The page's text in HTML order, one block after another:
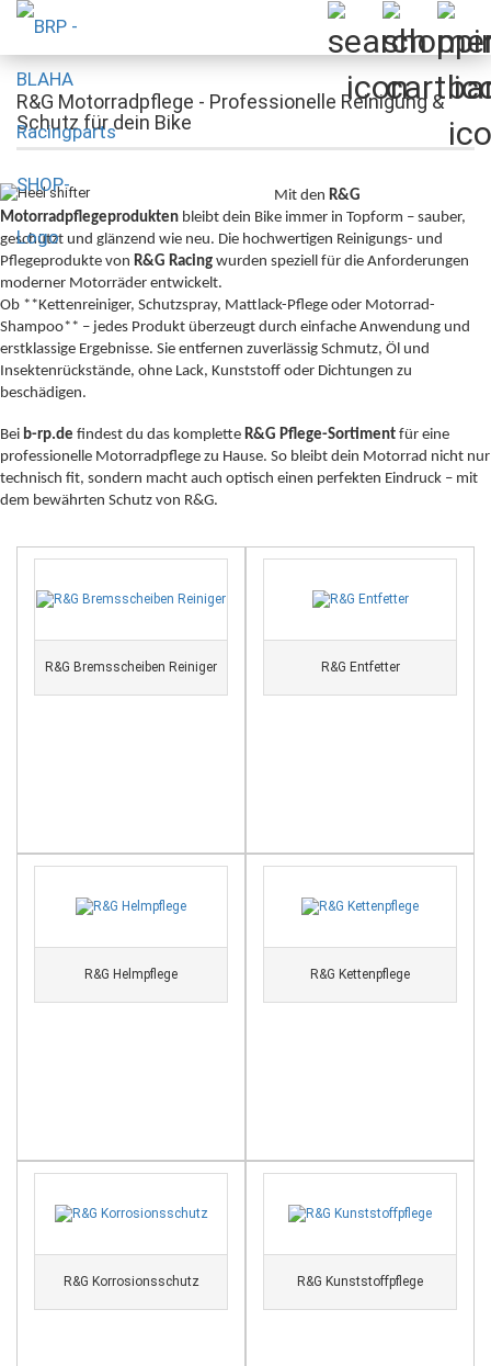
R&G Motorradpflege - Professionelle Reinigung &
Schutz für dein Bike
Mit den R&G
Motorradpflegeprodukten bleibt dein Bike immer in Topform – sauber,
geschützt und glänzend wie neu. Die hochwertigen Reinigungs- und
Pflegeprodukte von R&G Racing wurden speziell für die Anforderungen
moderner Motorräder entwickelt.
Ob **Kettenreiniger, Schutzspray, Mattlack-Pflege oder Motorrad-
Shampoo** – jedes Produkt überzeugt durch einfache Anwendung und
erstklassige Ergebnisse. Sie entfernen zuverlässig Schmutz, Öl und
Insektenrückstände, ohne Lack, Kunststoff oder Dichtungen zu
beschädigen.
Bei b-rp.de findest du das komplette R&G Pflege-Sortiment für eine
professionelle Motorradpflege zu Hause. So bleibt dein Motorrad nicht nur
technisch fit, sondern macht auch optisch einen perfekten Eindruck – mit
dem bewährten Schutz von R&G.
R&G Bremsscheiben Reiniger R&G Entfetter
R&G Helmpflege R&G Kettenpflege
R&G Korrosionsschutz R&G Kunststoffpflege